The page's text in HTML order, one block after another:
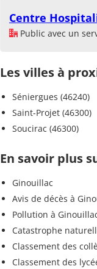
Centre
Public avec un
Les villes à
Séniergues (46240)
Saint-Projet (46300)
Soucirac (46300)
En savoir plus
Ginouillac
Avis de décès à
Pollution à
Catastrophe
Classement des
Classement des